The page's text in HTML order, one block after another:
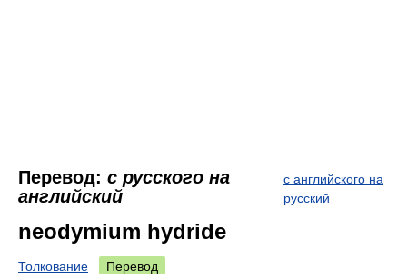
Перевод: с русского на
английский
с английского на
русский
neodymium hydride
Толкование Перевод